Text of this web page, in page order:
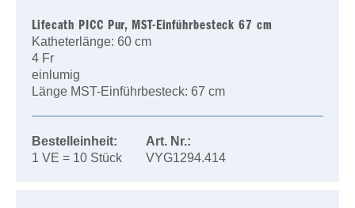
Lifecath PICC Pur, MST-Einführbesteck 67 cm
Katheterlänge: 60 cm
4 Fr
einlumig
Länge MST-Einführbesteck: 67 cm
Bestelleinheit:
Art. Nr.:
1 VE = 10 Stück
VYG1294.414